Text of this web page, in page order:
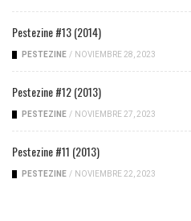
Pestezine #13 (2014)
PESTEZINE / NOVIEMBRE 28, 2023
Pestezine #12 (2013)
PESTEZINE / NOVIEMBRE 27, 2023
Pestezine #11 (2013)
PESTEZINE / NOVIEMBRE 22, 2023